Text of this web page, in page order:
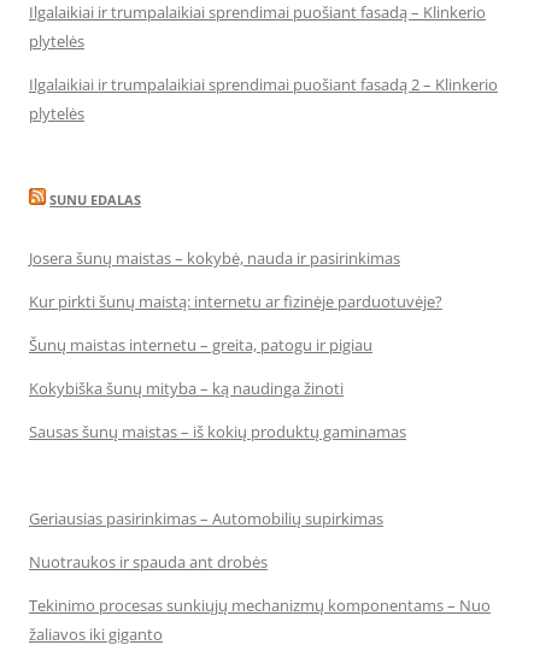
Ilgalaikiai ir trumpalaikiai sprendimai puošiant fasadą – Klinkerio
plytelės
Ilgalaikiai ir trumpalaikiai sprendimai puošiant fasadą 2 – Klinkerio
plytelės
SUNU EDALAS
Josera šunų maistas – kokybė, nauda ir pasirinkimas
Kur pirkti šunų maistą: internetu ar fizinėje parduotuvėje?
Šunų maistas internetu – greita, patogu ir pigiau
Kokybiška šunų mityba – ką naudinga žinoti
Sausas šunų maistas – iš kokių produktų gaminamas
Geriausias pasirinkimas – Automobilių supirkimas
Nuotraukos ir spauda ant drobės
Tekinimo procesas sunkiųjų mechanizmų komponentams – Nuo
žaliavos iki giganto